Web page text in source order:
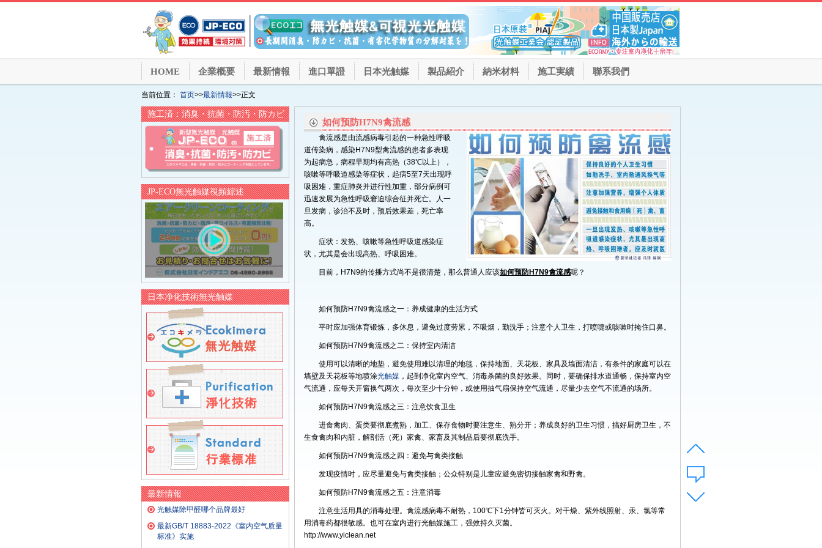
HOME 企業概要 最新情報 進口單證 日本光触媒 製品紹介 納米材料 施工実績 聯系我們
当前位置： 首页>>最新情報>>正文
如何预防H7N9禽流感
禽流感是由流感病毒引起的一种急性呼吸
道传染病，感染H7N9型禽流感的患者多表现
为起病急，病程早期均有高热（38℃以上），
咳嗽等呼吸道感染等症状，起病5至7天出现呼
吸困难，重症肺炎并进行性加重，部分病例可
迅速发展为急性呼吸窘迫综合征并死亡。人一
旦发病，诊治不及时，预后效果差，死亡率
高。
症状：发热、咳嗽等急性呼吸道感染症
状，尤其是会出现高热、呼吸困难。
目前，H7N9的传播方式尚不是很清楚，那么普通人应该如何预防H7N9禽流感呢？
如何预防H7N9禽流感之一：养成健康的生活方式
平时应加强体育锻炼，多休息，避免过度劳累，不吸烟，勤洗手；注意个人卫生，打喷嚏或咳嗽时掩住口鼻。
如何预防H7N9禽流感之二：保持室内清洁
使用可以清晰的地垫，避免使用难以清理的地毯，保持地面、天花板、家具及墙面清洁，有条件的家庭可以在
墙壁及天花板等地喷涂光触媒 ，起到净化室内空气、消毒杀菌的良好效果。同时，要确保排水道通畅，保持室内空
气流通，应每天开窗换气两次，每次至少十分钟，或使用抽气扇保持空气流通，尽量少去空气不流通的场所。
如何预防H7N9禽流感之三：注意饮食卫生
进食禽肉、蛋类要彻底煮熟，加工、保存食物时要注意生、熟分开；养成良好的卫生习惯，搞好厨房卫生，不
生食禽肉和内脏，解剖活（死）家禽、家畜及其制品后要彻底洗手。
如何预防H7N9禽流感之四：避免与禽类接触
发现疫情时，应尽量避免与禽类接触；公众特别是儿童应避免密切接触家禽和野禽。
如何预防H7N9禽流感之五：注意消毒
注意生活用具的消毒处理。禽流感病毒不耐热，100℃下1分钟皆可灭火。对干燥、紫外线照射、汞、氯等常
用消毒药都很敏感。也可在室内进行光触媒施工，强效持久灭菌。
http://www.yiclean.net
施工済：消臭・抗菌・防汚・防カビ
JP-ECO無光触媒視頻綜述
日本净化技術無光触媒
最新情報
光触媒除甲醛哪个品牌最好
最新GB/T 18883-2022《室内空气质量
标准》实施